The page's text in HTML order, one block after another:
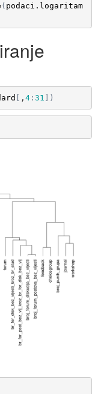
( podaci.logaritam
[ , 4: 31 ] )